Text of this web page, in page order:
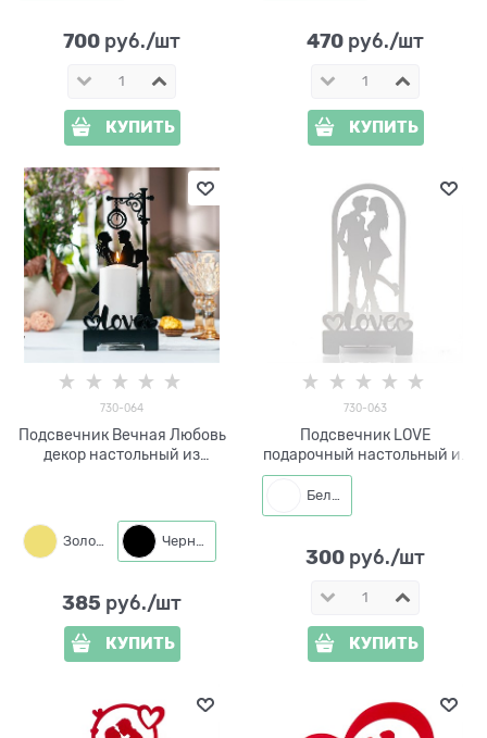
700 руб./шт
КУПИТЬ
470 руб./шт
КУПИТЬ
730-064
Подсвечник Вечная Любовь
декор настольный из
Золото Черный
385 руб./шт
КУПИТЬ
730-063
Подсвечник LOVE
подарочный настольный из
металла
Белый
300 руб./шт
КУПИТЬ